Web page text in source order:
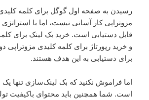
رسیدن به صفحه اول گوگل برای کلمه کلیدی
مزوتراپی کار آسانی نیست، اما با
قابل دستیابی است. خرید بک لینک برای
و خرید رپورتاژ برای کلمه کلیدی مزوتراپی
برای دستیابی به این هدف هستند.
اما فراموش نکنید که بک لینک‌سازی تنها
است. شما همچنین باید محتوای باکیفیت